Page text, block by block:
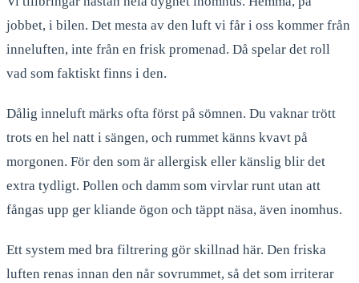
jobbet, i bilen. Det mesta av den luft vi får i oss kommer från
inneluften, inte från en frisk promenad. Då spelar det roll
vad som faktiskt finns i den.
Dålig inneluft märks ofta först på sömnen. Du vaknar trött
trots en hel natt i sängen, och rummet känns kvavt på
morgonen. För den som är allergisk eller känslig blir det
extra tydligt. Pollen och damm som virvlar runt utan att
fångas upp ger kliande ögon och täppt näsa, även inomhus.
Ett system med bra filtrering gör skillnad här. Den friska
luften renas innan den når sovrummet, så det som irriterar